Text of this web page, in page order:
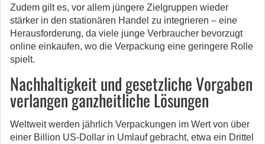
Zudem gilt es, vor allem jüngere Zielgruppen wieder
stärker in den stationären Handel zu integrieren – eine
Herausforderung, da viele junge Verbraucher bevorzugt
online einkaufen, wo die Verpackung eine geringere Rolle
spielt.
Nachhaltigkeit und gesetzliche Vorgaben
verlangen ganzheitliche Lösungen
Weltweit werden jährlich Verpackungen im Wert von über
einer Billion US-Dollar in Umlauf gebracht, etwa ein Drittel